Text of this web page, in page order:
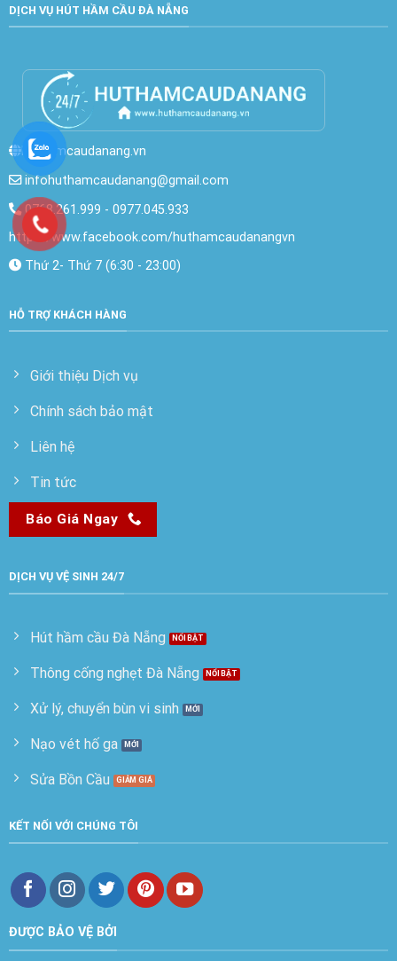
DỊCH VỤ HÚT HẦM CẦU ĐÀ NẴNG
huthamcaudanang.vn
infohuthamcaudanang@gmail.com
0768.261.999 - 0977.045.933
https://www.facebook.com/huthamcaudanangvn
Thứ 2- Thứ 7 (6:30 - 23:00)
HỖ TRỢ KHÁCH HÀNG
Giới thiệu Dịch vụ
Chính sách bảo mật
Liên hệ
Tin tức
Báo Giá Ngay
DỊCH VỤ VỆ SINH 24/7
Hút hầm cầu Đà Nẵng
Thông cống nghẹt Đà Nẵng
Xử lý, chuyển bùn vi sinh
Nạo vét hố ga
Sửa Bồn Cầu
KẾT NỐI VỚI CHÚNG TÔI
ĐƯỢC BẢO VỆ BỞI